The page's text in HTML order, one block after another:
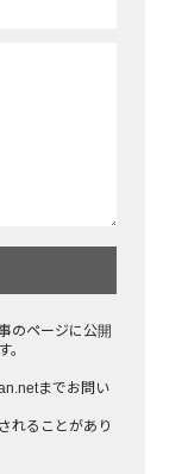
のページに公開
。
までお問い
れることがあり